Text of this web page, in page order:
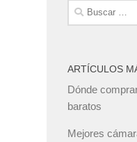
Buscar:
ARTÍCULOS
Dónde
baratos
Mejores